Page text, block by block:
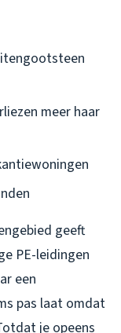
meer haar
geeft
PE-leidingen
een
pas laat omdat
je opeens